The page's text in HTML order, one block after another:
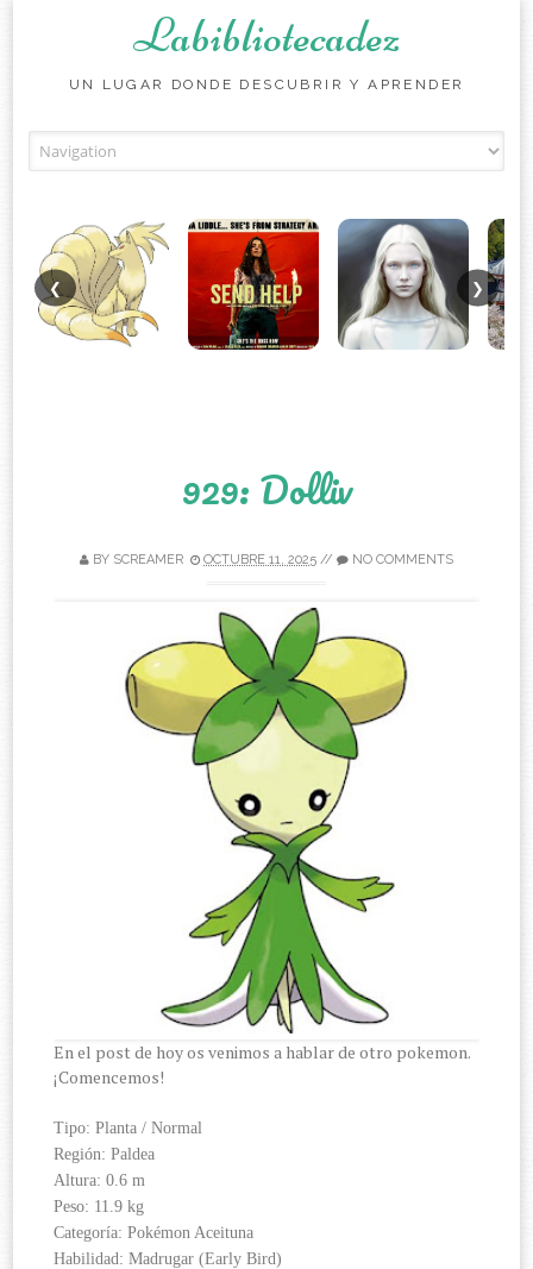
Labibliotecadez
UN LUGAR DONDE DESCUBRIR Y APRENDER
❮ ❯
929: Dolliv
BY SCREAMER OCTUBRE 11, 2025 // NO COMMENTS
En el post de hoy os venimos a hablar de otro pokemon.
¡Comencemos!
Tipo: Planta / Normal
Región: Paldea
Altura: 0.6 m
Peso: 11.9 kg
Categoría: Pokémon Aceituna
Habilidad: Madrugar (Early Bird)